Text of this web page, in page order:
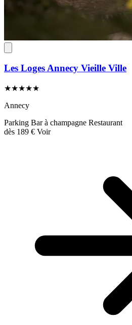
Les Loges Annecy Vieille Ville
★★★★★
Annecy
Parking Bar à champagne Restaurant
dès 189 € Voir